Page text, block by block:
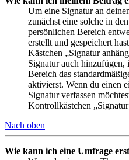
Um eine Signatur an
zunächst eine solche in
persönlichen Bereich
erstellt und gespeichert
Kästchen „Signatur
Signatur auch hinzufügen,
Bereich das
aktivierst. Wenn du einen
Signatur verfassen
Kontrollkästchen
Nach oben
Wie kann ich eine Umfrage